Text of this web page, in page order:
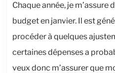
Chaque année, je m’assure
budget en janvier. Il est
procéder à quelques
certaines dépenses a
veux donc m’assurer que